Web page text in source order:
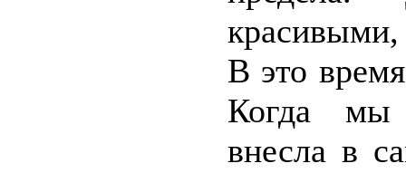
В это
Когда мы
внесла в